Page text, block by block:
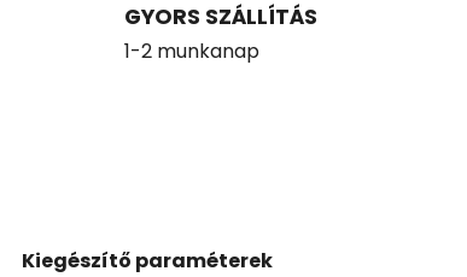
GYORS SZÁLLÍTÁS
1-2 munkanap
Kiegészítő paraméterek